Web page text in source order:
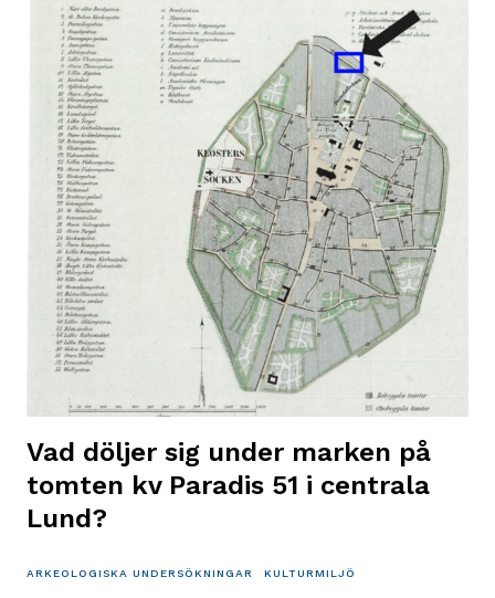
Vad döljer sig under marken på
tomten kv Paradis 51 i centrala
Lund?
ARKEOLOGISKA UNDERSÖKNINGAR KULTURMILJÖ